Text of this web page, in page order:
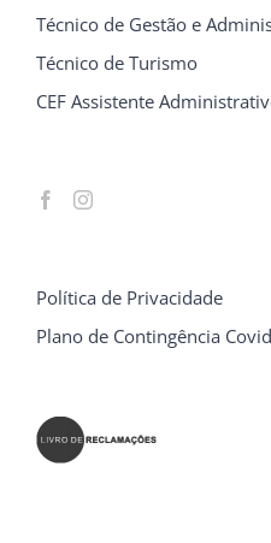
Técnico de Gestão e
Técnico de Turismo
CEF Assistente
Política de Privacidade
Plano de Contingência